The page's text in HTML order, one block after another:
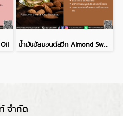
น้ำมันอัลมอนด์สวีท Almond Sweet Oil, Refined
จำกัด